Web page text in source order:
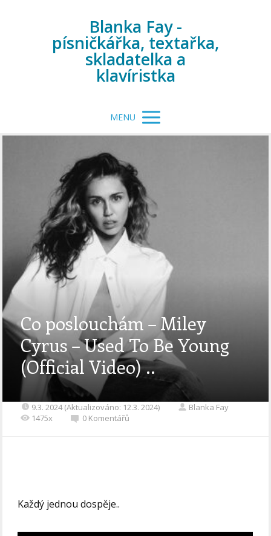
Blanka Fay -
písničkářka, textařka,
skladatelka a
klavíristka
MENU
Co poslouchám – Miley
Cyrus – Used To Be Young
(Official Video) ..
9.3. 2024 (Aktualizováno: 12.3. 2024)
Blanka Fay
1475x
0 Komentářů
Každý jednou dospěje..